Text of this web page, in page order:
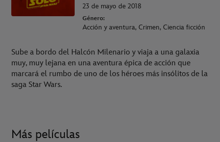
23 de mayo de 2018
Género:
Acción y aventura, Crimen, Ciencia ficción
Sube a bordo del Halcón Milenario y viaja a una galaxia
muy, muy lejana en una aventura épica de acción que
marcará el rumbo de uno de los héroes más insólitos de la
saga Star Wars.
Más películas